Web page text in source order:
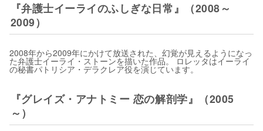
『弁護士イーライのふしぎな日常』（2008～
2009）
2008年から2009年にかけて放送された、幻覚が見えるようになっ
た弁護士イーライ・ストーンを描いた作品。 ロレッタはイーライ
の秘書パトリシア・デラクレア役を演じています。
『グレイズ・アナトミー 恋の解剖学』（2005
～）